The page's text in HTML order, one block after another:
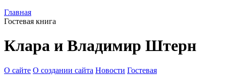
Главная
Гостевая книга
Клара и Владимир Штерн
О сайте О создании сайта Новости Гостевая